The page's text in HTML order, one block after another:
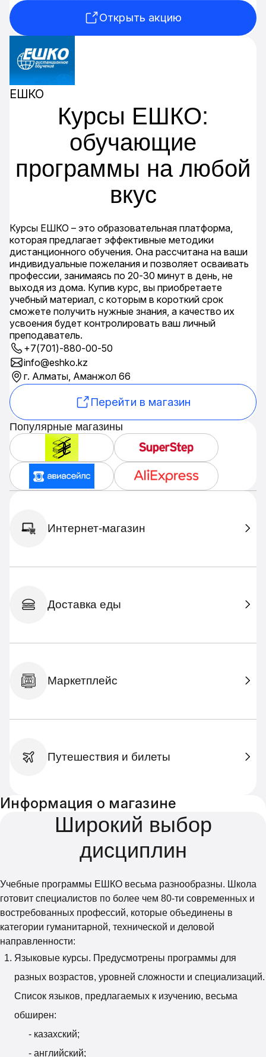
Открыть акцию
ЕШКО
Курсы ЕШКО:
обучающие
программы на любой
вкус
Курсы ЕШКО – это образовательная платформа,
которая предлагает эффективные методики
дистанционного обучения. Она рассчитана на ваши
индивидуальные пожелания и позволяет осваивать
профессии, занимаясь по 20-30 минут в день, не
выходя из дома. Купив курс, вы приобретаете
учебный материал, с которым в короткий срок
сможете получить нужные знания, а качество их
усвоения будет контролировать ваш личный
преподаватель.
+7(701)-880-00-50
info@eshko.kz
г. Алматы, Аманжол 66
Перейти в магазин
Популярные магазины
Интернет-магазин
Доставка еды
Маркетплейс
Путешествия и билеты
Информация о магазине
Широкий выбор
дисциплин
Учебные программы ЕШКО весьма разнообразны. Школа
готовит специалистов по более чем 80-ти современных и
востребованных профессий, которые объединены в
категории гуманитарной, технической и деловой
направленности:
Языковые курсы. Предусмотрены программы для
разных возрастов, уровней сложности и специализаций.
Список языков, предлагаемых к изучению, весьма
обширен:
- казахский;
- английский;